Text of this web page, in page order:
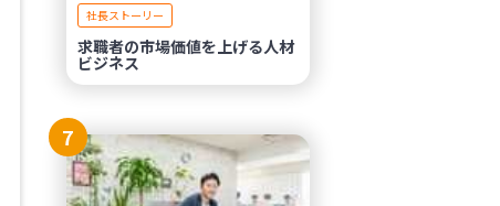
社長ストーリー
求職者の市場価値を上げる人材
ビジネス
7